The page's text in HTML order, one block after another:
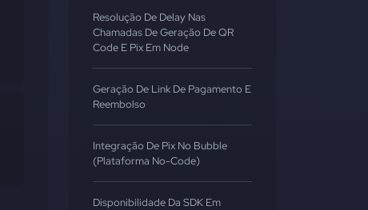
Resolução De Delay Nas
Chamadas De Geração De QR
Code E Pix Em Node
Geração De Link De Pagamento E
Reembolso
Integração De Pix No Bubble
(Plataforma No-Code)
Disponibilidade Da SDK Em